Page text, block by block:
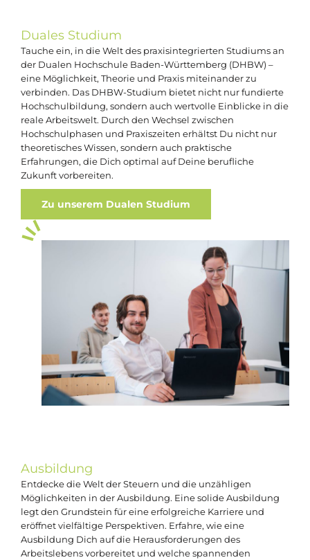
Duales Studium
Tauche ein, in die Welt des praxisintegrierten Studiums an
der Dualen Hochschule Baden-Württemberg (DHBW) –
eine Möglichkeit, Theorie und Praxis miteinander zu
verbinden. Das DHBW-Studium bietet nicht nur fundierte
Hochschulbildung, sondern auch wertvolle Einblicke in die
reale Arbeitswelt. Durch den Wechsel zwischen
Hochschulphasen und Praxiszeiten erhältst Du nicht nur
theoretisches Wissen, sondern auch praktische
Erfahrungen, die Dich optimal auf Deine berufliche
Zukunft vorbereiten.
Zu unserem Dualen Studium
Ausbildung
Entdecke die Welt der Steuern und die unzähligen
Möglichkeiten in der Ausbildung. Eine solide Ausbildung
legt den Grundstein für eine erfolgreiche Karriere und
eröffnet vielfältige Perspektiven. Erfahre, wie eine
Ausbildung Dich auf die Herausforderungen des
Arbeitslebens vorbereitet und welche spannenden